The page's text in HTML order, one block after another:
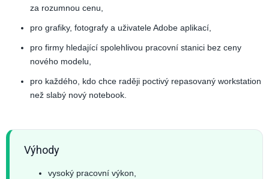
za rozumnou cenu,
pro grafiky, fotografy a uživatele Adobe aplikací,
pro firmy hledající spolehlivou pracovní stanici bez ceny
nového modelu,
pro každého, kdo chce raději poctivý repasovaný workstation
než slabý nový notebook.
Výhody
vysoký pracovní výkon,